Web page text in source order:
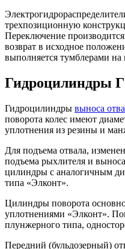
трехпозиционную
Переключение
возврат в исходное
выполняется тумблерами на
Гидроцилиндры
Гидроцилиндры выноса
поворота колес имеют
уплотнения из резины и
Для подъема отвала,
подъема рыхлителя и
цилиндры с аналогичным
типа «Элконт».
Цилиндры поворота
уплотнениями «Элконт».
плунжерного типа,
Передний (бульдозерный)